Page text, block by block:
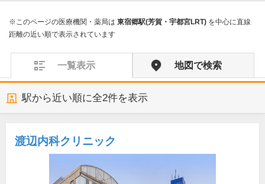
※このページの医療機関・薬局は 東宿郷駅(芳賀・宇都宮LRT) を中心に直線
距離の近い順で表示されています
一覧表示 地図で検索
駅から近い順に全2件を表示
渡辺内科クリニック